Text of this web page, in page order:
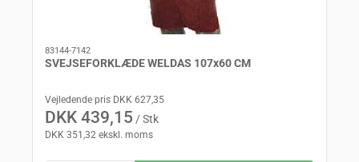
83144-7142
SVEJSEFORKLÆDE WELDAS 107x60 CM
Vejledende pris DKK 627,35
DKK 439,15 / Stk
DKK 351,32 ekskl. moms